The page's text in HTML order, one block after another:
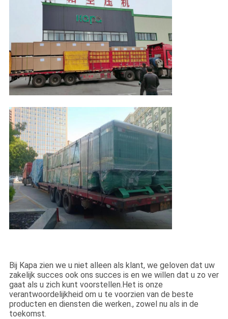
Bij Kapa zien we u niet alleen als klant, we geloven dat uw
zakelijk succes ook ons succes is en we willen dat u zo ver
gaat als u zich kunt voorstellen.Het is onze
verantwoordelijkheid om u te voorzien van de beste
producten en diensten die werken., zowel nu als in de
toekomst.